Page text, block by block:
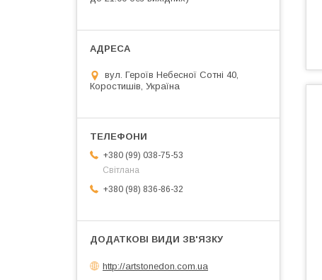
вул. Героїв Небесної Сотні 40,
Коростишів, Україна
+380 (99) 038-75-53
Світлана
+380 (98) 836-86-32
http://artstonedon.com.ua